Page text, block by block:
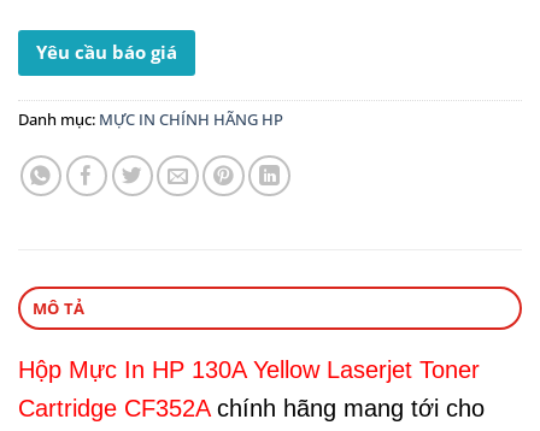
Yêu cầu báo giá
Danh mục: MỰC IN CHÍNH HÃNG HP
MÔ TẢ
Hộp Mực In HP 130A Yellow Laserjet Toner
Cartridge CF352Achính hãng mang tới cho